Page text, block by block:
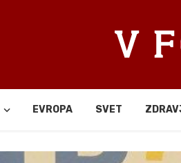
EVROPA SVET